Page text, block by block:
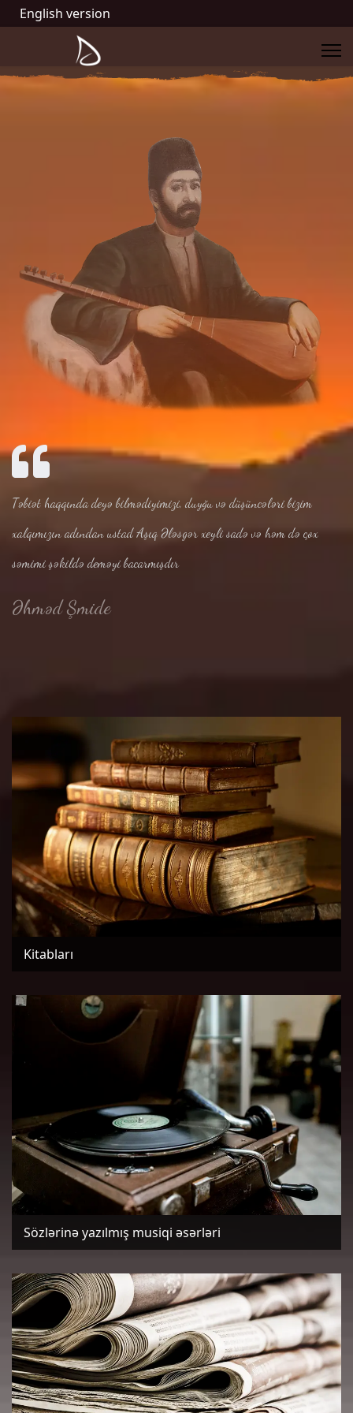
English version
Təbiət haqqında deyə bilmədiyimizi, duyğu və düşüncələri bizim
xalqımızın adından ustad Aşıq Ələsgər xeyli sadə və həm də çox
səmimi şəkildə deməyi bacarmışdır
Əhməd Şmide
Kitabları
Sözlərinə yazılmış musiqi əsərləri